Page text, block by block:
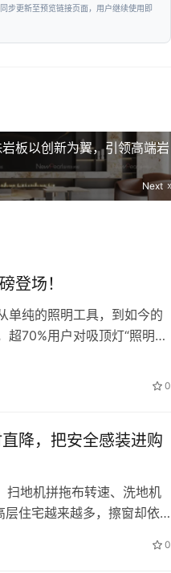
步更新至预览链接页面，用户继续使用即
板以创新为翼，引领高端岩
Next
登场！
单纯的照明工具，到如今的
70%用户对吸顶灯“照明均
更要亮的护眼，亮的均匀，
0
降，把安全感装进购
扫地机拼拖布转速、洗地机
层住宅越来越多，擦窗却依
追觅擦窗机器人带着“不用
0